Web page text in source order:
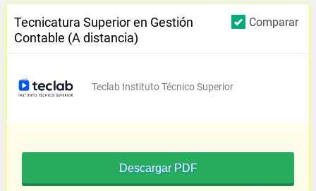
Comparar
Tecnicatura Superior en Gestión
Contable (A distancia)
Teclab Instituto Técnico Superior
Descargar PDF